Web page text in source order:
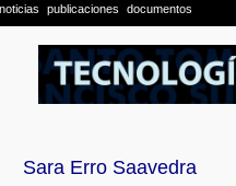
Sara Erro Saavedra